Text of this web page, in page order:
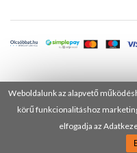
Weboldalunk az alapvető
körű funkcionalitáshoz
elfogadja az
© 2025 Minden jog